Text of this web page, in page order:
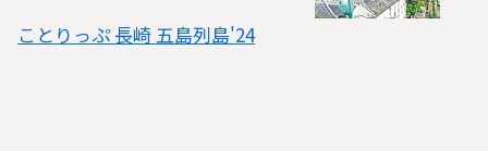
ことりっぷ 長崎 五島列島'24